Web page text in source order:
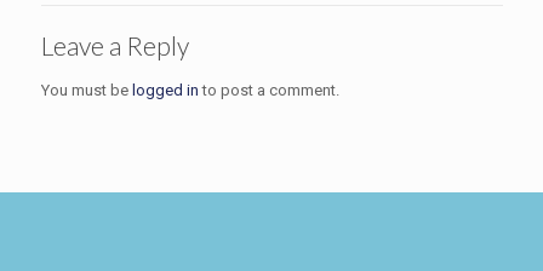
Leave a Reply
You must be logged in to post a comment.